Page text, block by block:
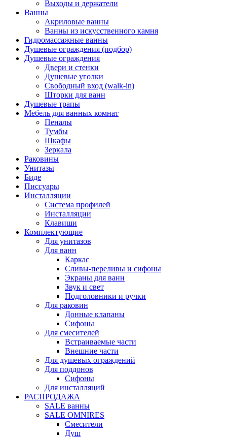
Выходы и держатели
Ванны
Акриловые ванны
Ванны из искусственного камня
Гидромассажные ванны
Душевые ограждения (подбор)
Душевые ограждения
Двери и стенки
Душевые уголки
Свободный вход (walk-in)
Шторки для ванн
Душевые трапы
Мебель для ванных комнат
Пеналы
Тумбы
Шкафы
Зеркала
Раковины
Унитазы
Биде
Писсуары
Инсталляции
Система профилей
Инсталляции
Клавиши
Комплектующие
Для унитазов
Для ванн
Каркас
Сливы-переливы и сифоны
Экраны для ванн
Звук и свет
Подголовники и ручки
Для раковин
Донные клапаны
Сифоны
Для смесителей
Встраиваемые части
Внешние части
Для душевых ограждений
Для поддонов
Сифоны
Для инсталляций
РАСПРОДАЖА
SALE ванны
SALE OMNIRES
Смесители
Душ